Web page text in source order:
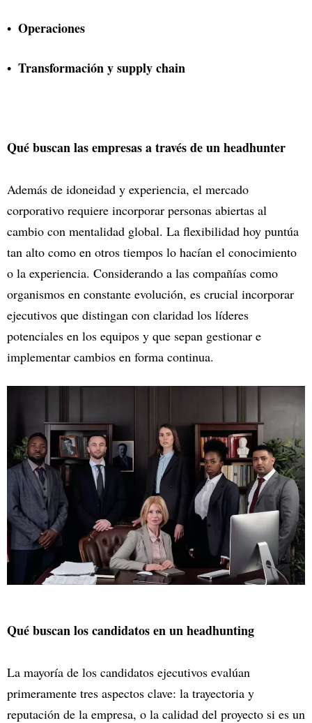
Operaciones
Transformación y supply chain
Qué buscan las empresas a través de un headhunter
Además de idoneidad y experiencia, el mercado
corporativo requiere incorporar personas abiertas al
cambio con mentalidad global. La flexibilidad hoy puntúa
tan alto como en otros tiempos lo hacían el conocimiento
o la experiencia. Considerando a las compañías como
organismos en constante evolución, es crucial incorporar
ejecutivos que distingan con claridad los líderes
potenciales en los equipos y que sepan gestionar e
implementar cambios en forma continua.
Qué buscan los candidatos en un headhunting
La mayoría de los candidatos ejecutivos evalúan
primeramente tres aspectos clave: la trayectoria y
reputación de la empresa, o la calidad del proyecto si es un